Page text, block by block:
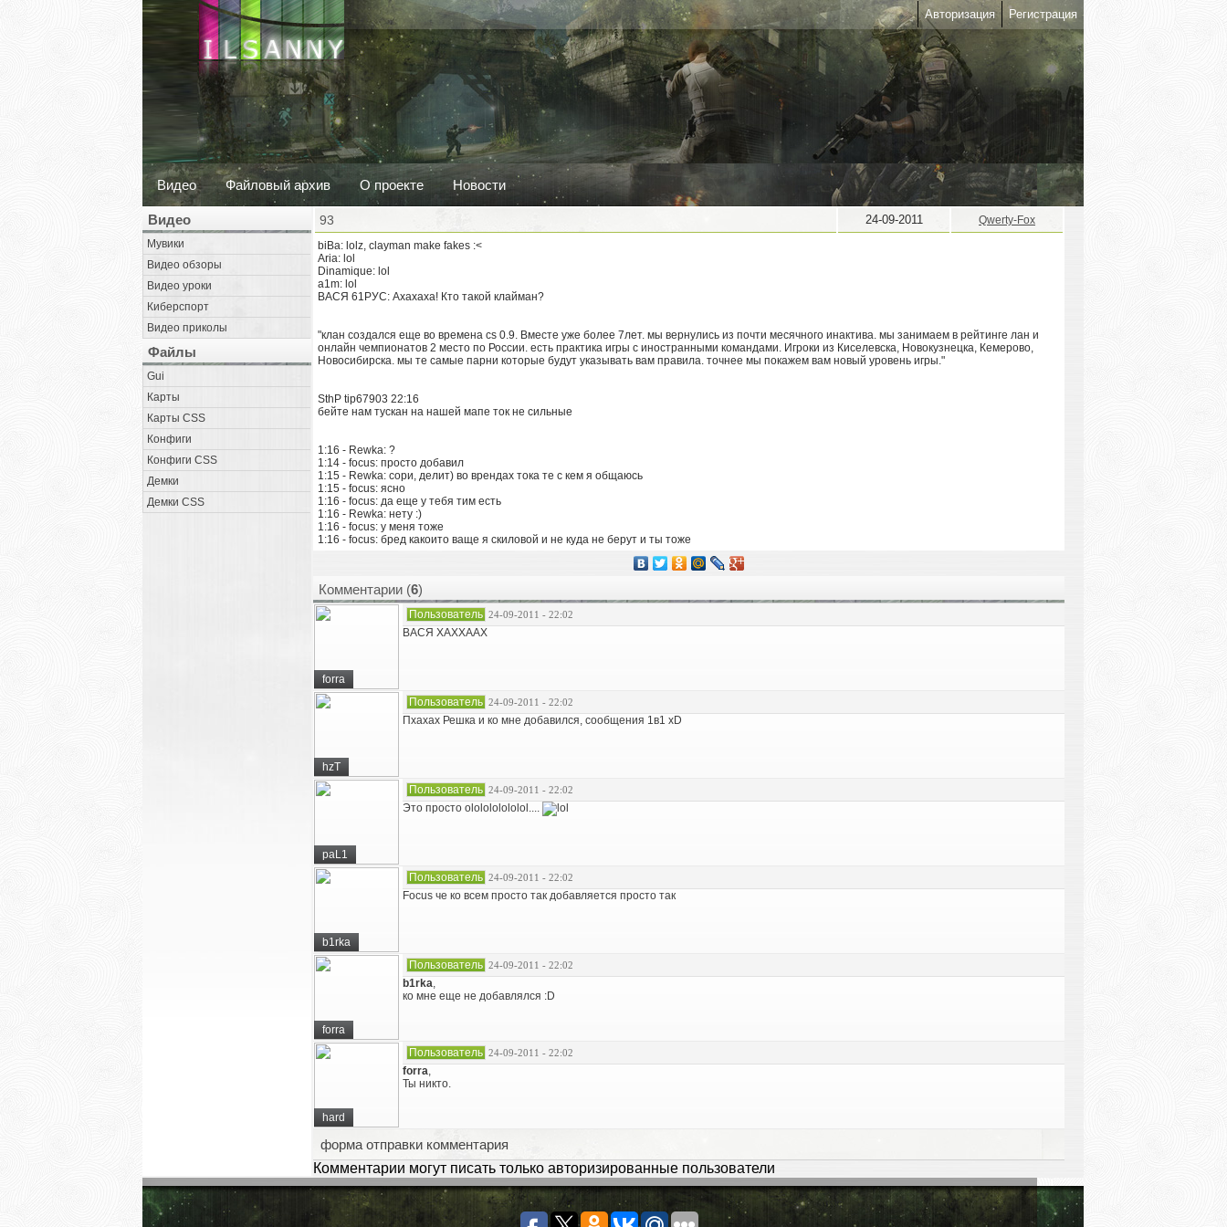
Авторизация Регистрация
Видео Файловый архив О проекте Новости
Видео
Мувики
Видео обзоры
Видео уроки
Киберспорт
Видео приколы
Файлы
Gui
Карты
Карты CSS
Конфиги
Конфиги CSS
Демки
Демки CSS
93 24-09-2011
Qwerty-Fox
biBa: lolz, clayman make fakes :<
Aria: lol
Dinamique: lol
a1m: lol
ВАСЯ 61РУС: Ахахаха! Кто такой клайман?
"клан создался еще во времена cs 0.9. Вместе уже более 7лет. мы вернулись из почти месячного инактива. мы занимаем в рейтинге лан и
онлайн чемпионатов 2 место по России. есть практика игры с иностранными командами. Игроки из Киселевска, Новокузнецка, Кемерово,
Новосибирска. мы те самые парни которые будут указывать вам правила. точнее мы покажем вам новый уровень игры."
SthP tip67903 22:16
бейте нам тускан на нашей мапе ток не сильные
1:16 - Rewka: ?
1:14 - focus: просто добавил
1:15 - Rewka: сори, делит) во врендах тока те с кем я общаюсь
1:15 - focus: ясно
1:16 - focus: да еще у тебя тим есть
1:16 - Rewka: нету :)
1:16 - focus: у меня тоже
1:16 - focus: бред какоито ваще я скиловой и не куда не берут и ты тоже
Комментарии (6)
forra
Пользователь 24-09-2011 - 22:02
ВАСЯ ХАХХААХ
hzT
Пользователь 24-09-2011 - 22:02
Пхахах Решка и ко мне добавился, сообщения 1в1 xD
paL1
Пользователь 24-09-2011 - 22:02
Это просто ololololololol....
b1rka
Пользователь 24-09-2011 - 22:02
Focus че ко всем просто так добавляется просто так
forra
Пользователь 24-09-2011 - 22:02
b1rka,
ко мне еще не добавлялся :D
hard
Пользователь 24-09-2011 - 22:02
forra,
Ты никто.
форма отправки комментария
Комментарии могут писать только авторизированные пользователи